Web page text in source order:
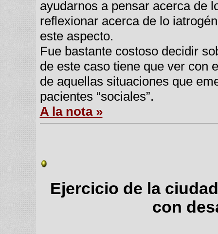
ayudarnos a pensar acerca de
reflexionar acerca de lo
este aspecto.
Fue bastante costoso decidir
de este caso tiene que ver con
de aquellas situaciones que
pacientes “sociales”.
A la nota »
Ejercicio de la
con